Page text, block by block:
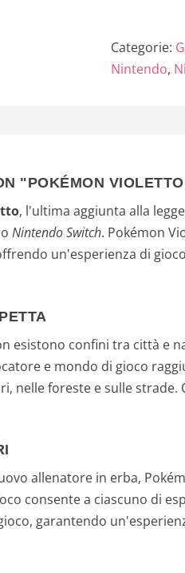
Categorie:
Nintendo,
"POKÉMON
, l'ultima aggiunta alla
Nintendo Switch. Pokémon
un'esperienza di
esistono confini tra città e
e mondo di gioco
nelle foreste e sulle
allenatore in erba,
consente a ciascuno di
garantendo